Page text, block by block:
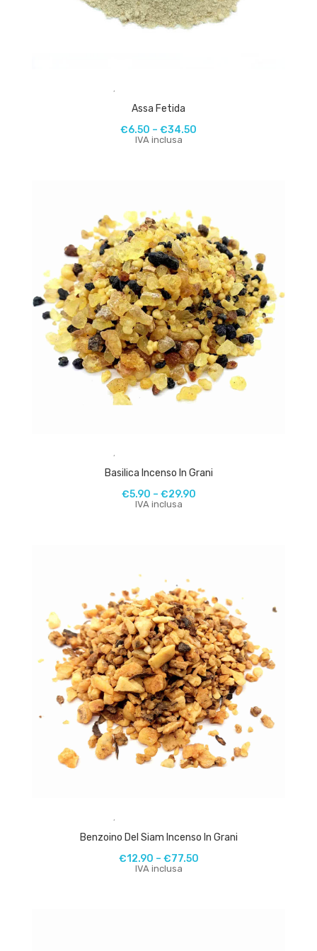
,
Assa Fetida
€6.50 – €34.50
IVA inclusa
,
Basilica Incenso In Grani
€5.90 – €29.90
IVA inclusa
,
Benzoino Del Siam Incenso In Grani
€12.90 – €77.50
IVA inclusa